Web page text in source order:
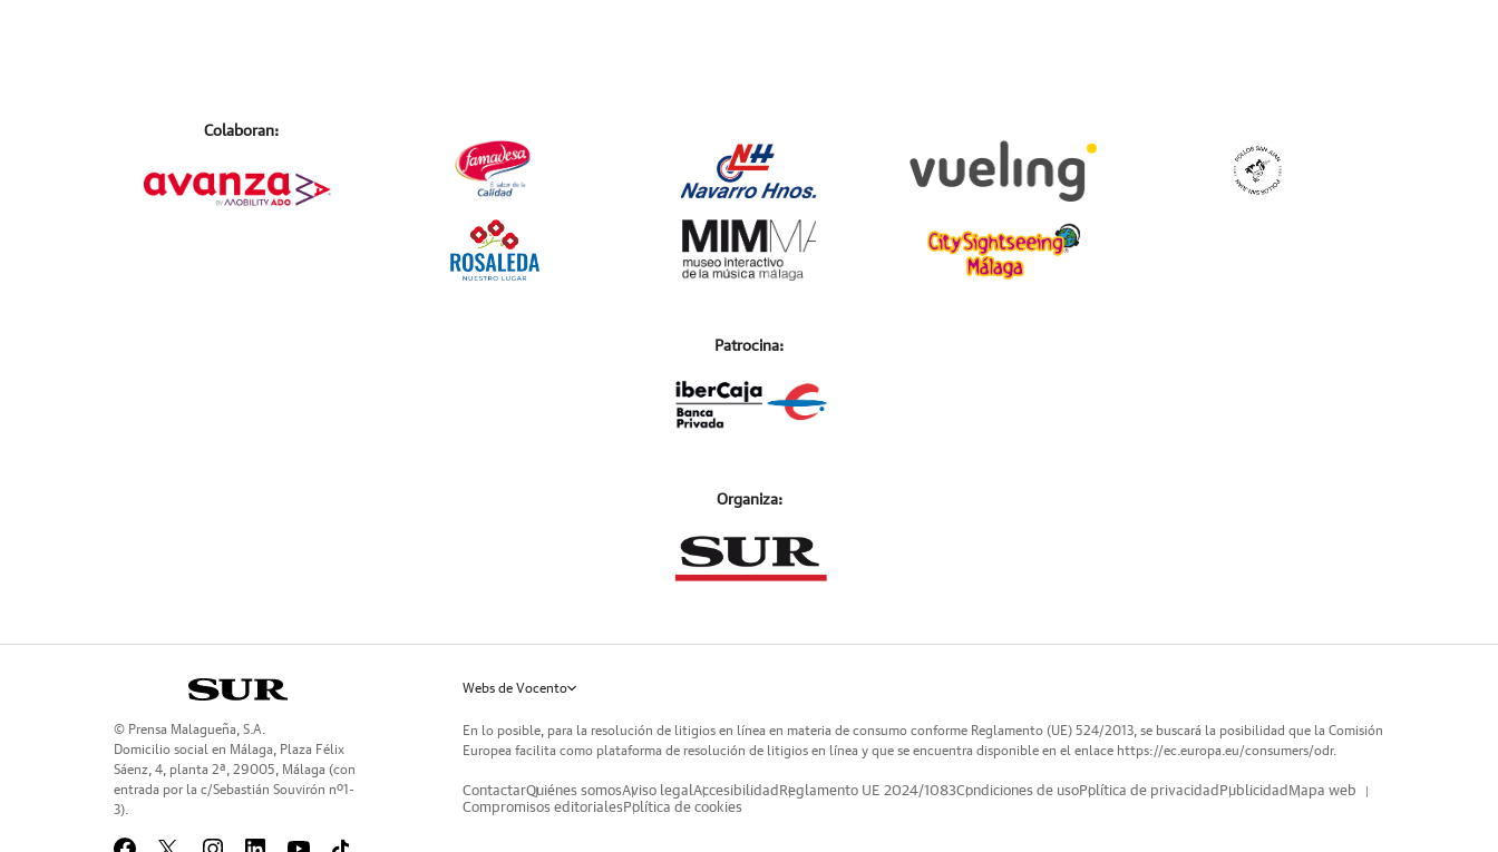
Colaboran:
Patrocina:
Organiza:
© Prensa Malagueña, S.A.
Domicilio social en Málaga, Plaza Félix
Sáenz, 4, planta 2ª, 29005, Málaga (con
entrada por la c/Sebastián Souvirón nº1-
3).
Webs de Vocento
En lo posible, para la resolución de litigios en línea en materia de consumo conforme Reglamento (UE) 524/2013, se buscará la posibilidad que la Comisión
Europea facilita como plataforma de resolución de litigios en línea y que se encuentra disponible en el enlace https://ec.europa.eu/consumers/odr.
ContactarQuiénes somosAviso legalAccesibilidad Reglamento UE 2024/1083Condiciones de usoPolítica de privacidad Publicidad Mapa web
Compromisos editorialesPolítica de cookies